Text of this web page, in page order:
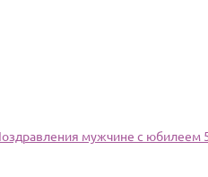
мужчине с юбилеем